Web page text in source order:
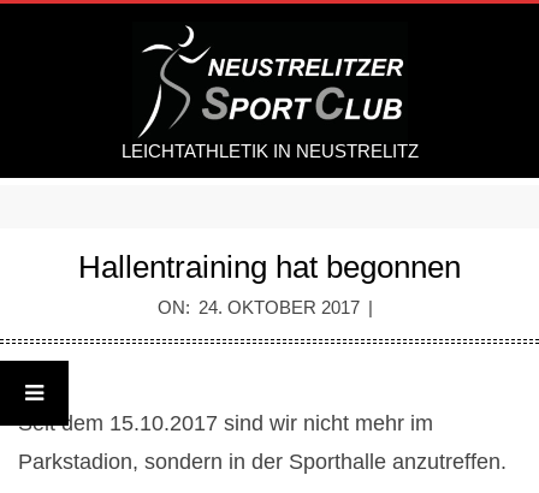
LEICHTATHLETIK IN NEUSTRELITZ
Hallentraining hat begonnen
ON: 24. OKTOBER 2017
H
Seit dem 15.10.2017 sind wir nicht mehr im
Parkstadion, sondern in der Sporthalle anzutreffen.